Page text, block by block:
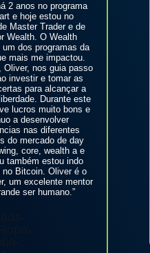
2 anos no programa
e hoje estou no
Master Trader e de
Wealth. O Wealth
um dos programas da
mais me impactou.
Oliver, nos guia passo
investir e tomar as
para alcançar a
Durante este
lucros muito bons e
a desenvolver
nas diferentes
do mercado de day
core, wealth a e
também estou indo
no Bitcoin. Oliver é o
um excelente mentor
ser humano.”